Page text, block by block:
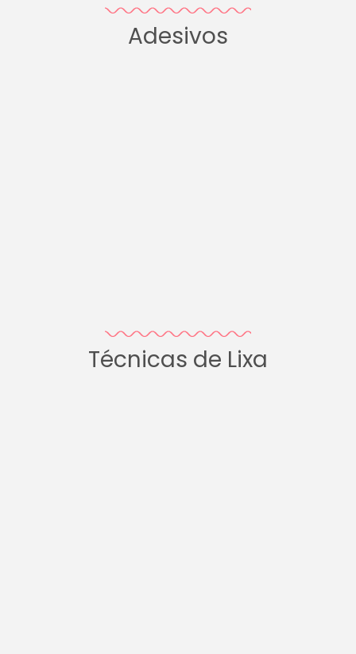
Adesivos
Técnicas de Lixa